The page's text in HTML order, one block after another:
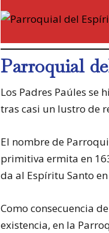
Parroquial
Los Padres Paúles se
tras casi un lustro de
El nombre de
primitiva ermita en
da al Espíritu Santo
Como consecuencia
existencia, en la